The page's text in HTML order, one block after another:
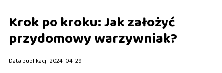
Krok po kroku: Jak założyć
przydomowy warzywniak?
Data publikacji: 2024-04-29